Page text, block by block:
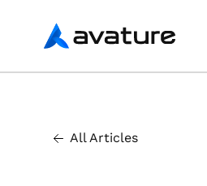
Avature
All Articles